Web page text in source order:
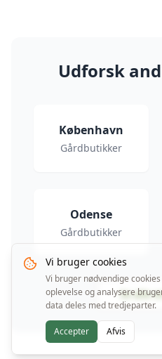
Udforsk
København
Gårdbutikker
Odense
Gårdbutikker
Se alle
Vi bruger cookies
Vi bruger nødvendige
oplevelse og analysere
data deles med tredjeparter.
Accepter Afvis